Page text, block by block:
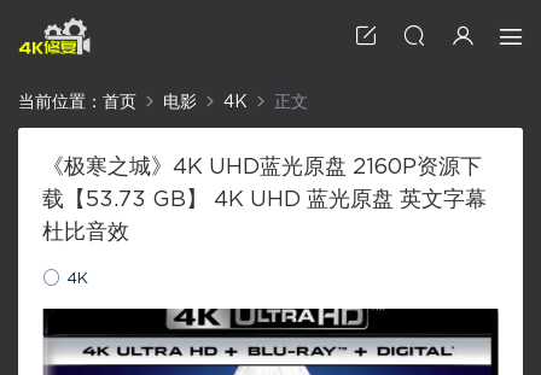
当前位置： 首页 电影 4K 正文
《极寒之城》4K UHD蓝光原盘 2160P资源下
载【53.73 GB】 4K UHD 蓝光原盘 英文字幕
杜比音效
4K